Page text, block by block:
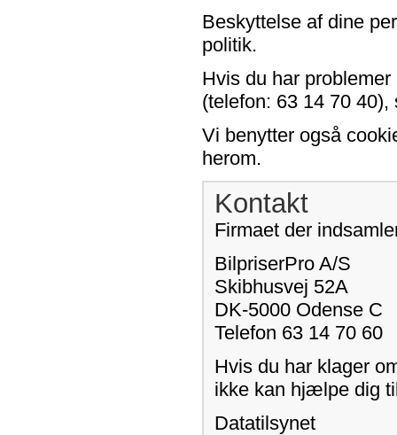
Beskyttelse af dine
politik.
Hvis du har
(telefon: 63 14 70
Vi benytter også
herom.
Kontakt
Firmaet der
BilpriserPro A/S
Skibhusvej 52A
DK-5000 Odense C
Telefon 63 14 70 60
Hvis du har klager
ikke kan hjælpe dig
Datatilsynet